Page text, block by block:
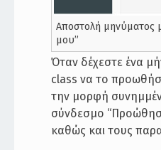
Αποστολή μηνύματος
μου”
Όταν δέχεστε ένα
class να το
την μορφή
σύνδεσμο
καθώς και τους